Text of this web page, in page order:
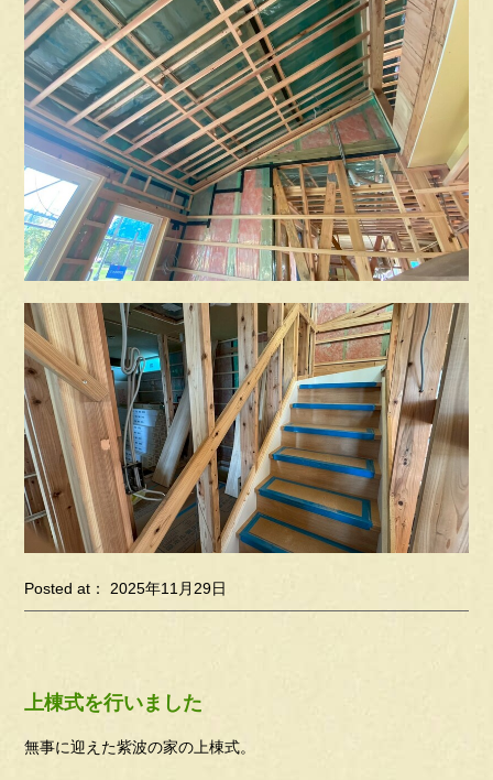
Posted at： 2025年11月29日
上棟式を行いました
無事に迎えた紫波の家の上棟式。